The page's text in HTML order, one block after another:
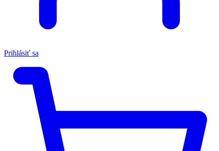
Prihlásiť sa